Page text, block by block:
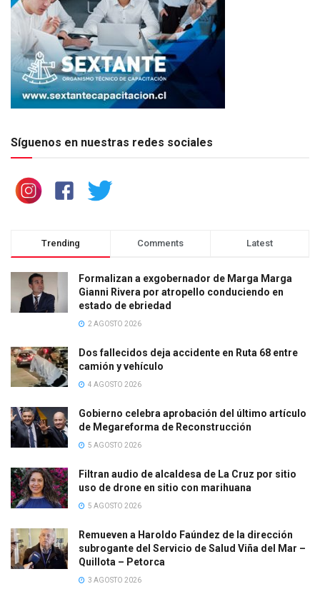
Síguenos en nuestras redes sociales
Trending Comments Latest
Formalizan a exgobernador de Marga Marga
Gianni Rivera por atropello conduciendo en
estado de ebriedad
2 AGOSTO 2026
Dos fallecidos deja accidente en Ruta 68 entre
camión y vehículo
4 AGOSTO 2026
Gobierno celebra aprobación del último artículo
de Megareforma de Reconstrucción
5 AGOSTO 2026
Filtran audio de alcaldesa de La Cruz por sitio
uso de drone en sitio con marihuana
5 AGOSTO 2026
Remueven a Haroldo Faúndez de la dirección
subrogante del Servicio de Salud Viña del Mar –
Quillota – Petorca
3 AGOSTO 2026